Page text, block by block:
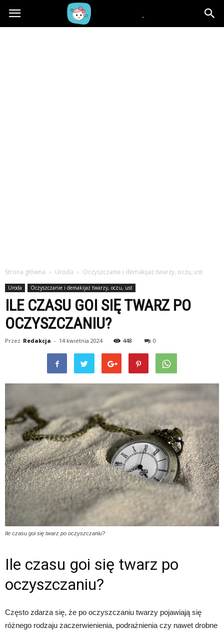
Beblaki.pl
Strona główna Uroda Oczyszczanie i demakijaż twarzy, oczu, ust
Uroda Oczyszczanie i demakijaż twarzy, oczu, ust
ILE CZASU GOI SIĘ TWARZ PO
OCZYSZCZANIU?
Przez Redakcja - 14 kwietnia 2024 448 0
Ile czasu goi się twarz po oczyszczaniu?
Ile czasu goi się twarz po
oczyszczaniu?
Często zdarza się, że po oczyszczaniu twarzy pojawiają się
różnego rodzaju zaczerwienienia, podrażnienia czy nawet drobne